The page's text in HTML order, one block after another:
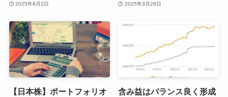
2025年8月2日 2025年3月28日
【日本株】ポートフォリオ
含み益はバランス良く形成